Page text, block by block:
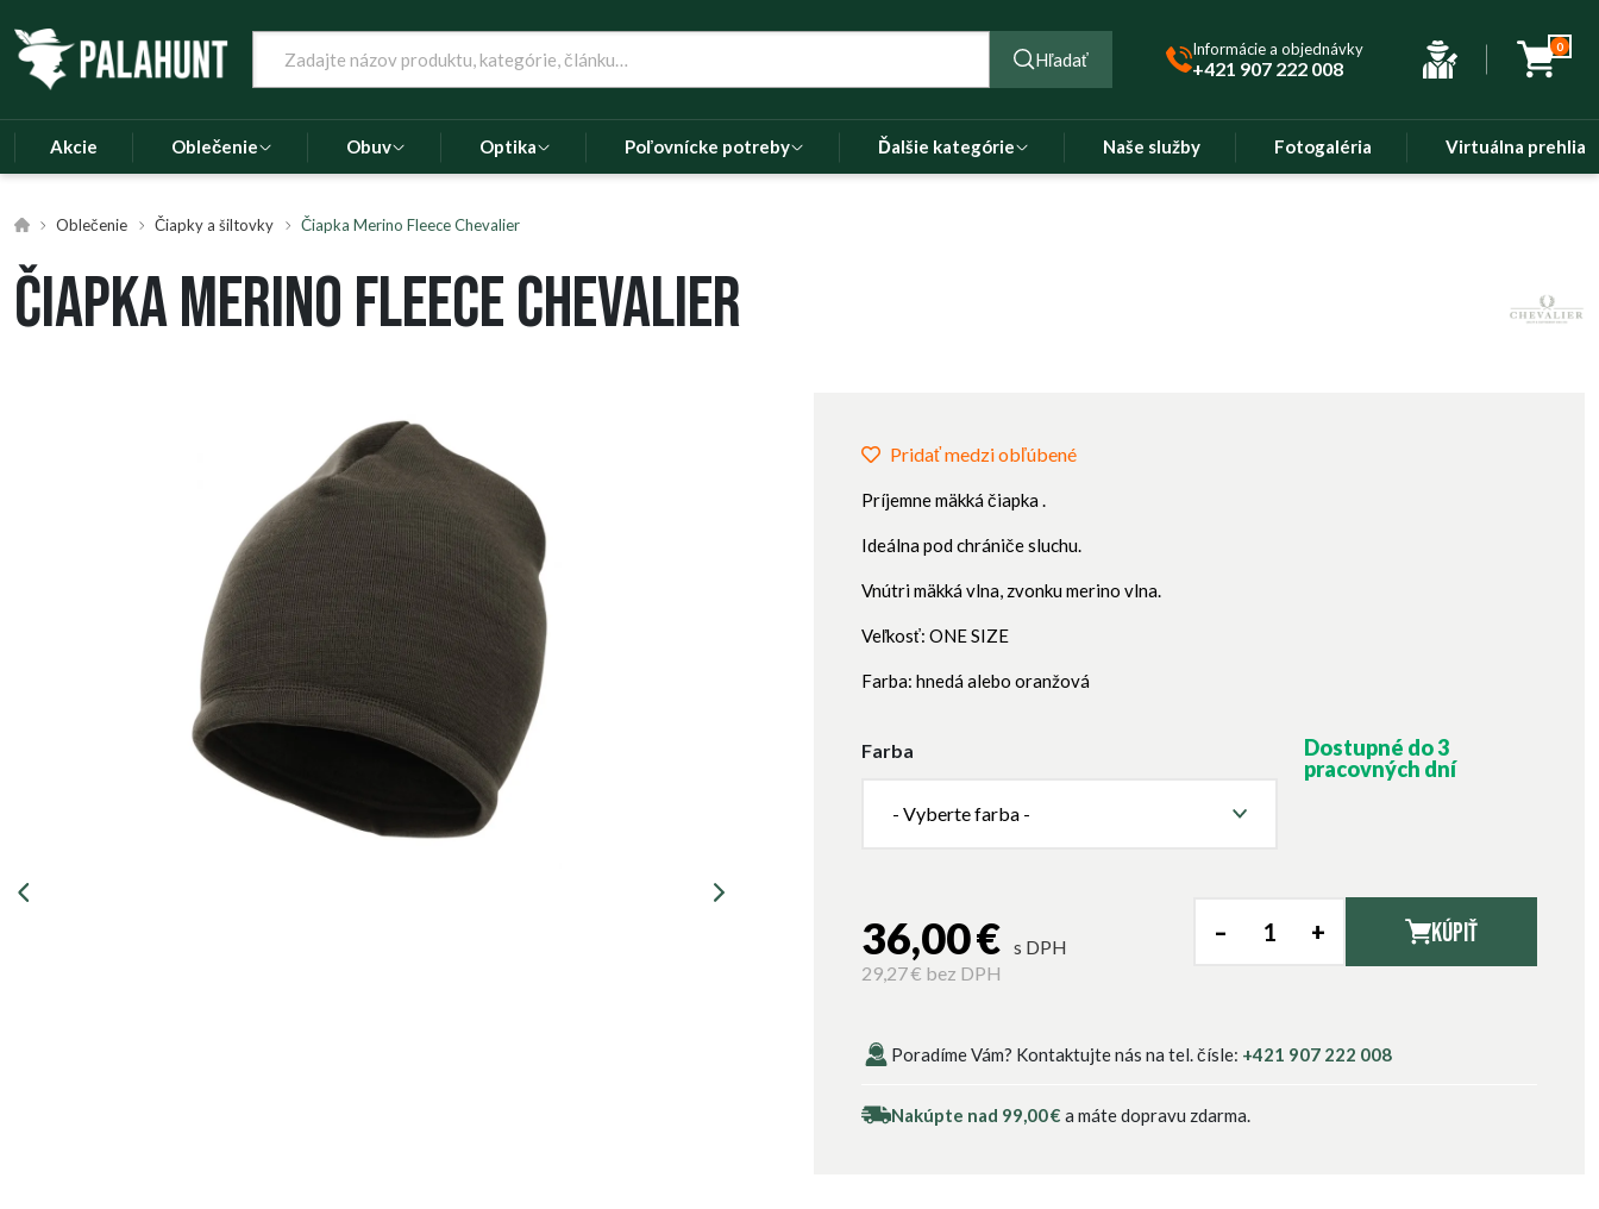
Hľadať Informácie a objednávky
+421 907 222 008
0
Akcie Oblečenie Obuv Optika Poľovnícke potreby Ďalšie kategórie Naše služby Fotogaléria Virtuálna
Oblečenie Čiapky a šiltovky Čiapka Merino Fleece Chevalier
Čiapka Merino Fleece Chevalier
Pridať medzi obľúbené
Príjemne mäkká čiapka .
Ideálna pod chrániče sluchu.
Vnútri mäkká vlna, zvonku merino vlna.
Veľkosť: ONE SIZE
Farba: hnedá alebo oranžová
Farba
- Vyberte farba -
Dostupné do 3
pracovných dní
36,00 € s DPH
29,27 € bez DPH
– + Kúpiť
Poradíme Vám? Kontaktujte nás na tel. čísle: +421 907 222 008
Nakúpte nad 99,00 € a máte dopravu zdarma.